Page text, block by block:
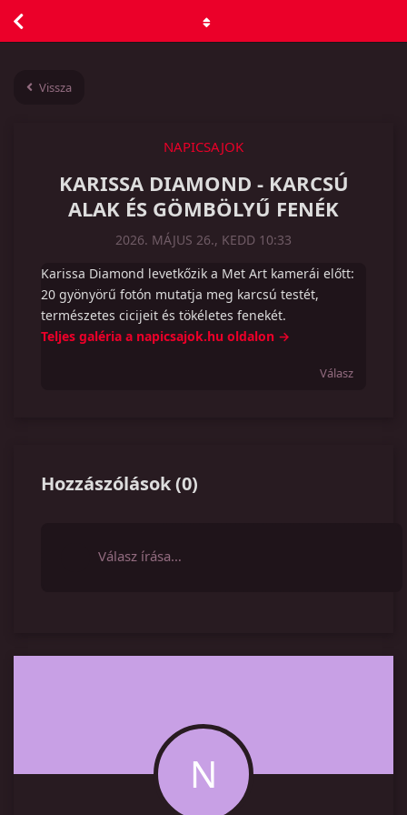
Vissza
NAPICSAJOK
KARISSA DIAMOND - KARCSÚ
ALAK ÉS GÖMBÖLYŰ FENÉK
2026. MÁJUS 26., KEDD 10:33
Karissa Diamond levetkőzik a Met Art kamerái előtt:
20 gyönyörű fotón mutatja meg karcsú testét,
természetes cicijeit és tökéletes fenekét.
Teljes galéria a napicsajok.hu oldalon →
Válasz
Hozzászólások(0)
Válasz írása…
N